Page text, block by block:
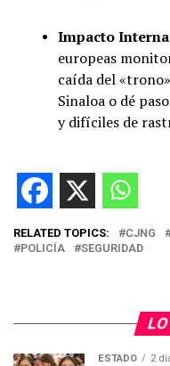
Impacto
europeas
caída del
Sinaloa o dé
y difíciles de
RELATED TOPICS: CJNG
POLICÍA
SEGURIDAD
ESTADO 2